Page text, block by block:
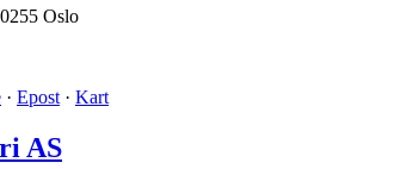
0255 Oslo
· Epost · Kart
AS